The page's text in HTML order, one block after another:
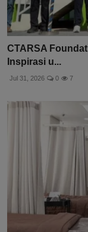
CTARSA
Inspirasi u...
Jul 31, 2026 0 7